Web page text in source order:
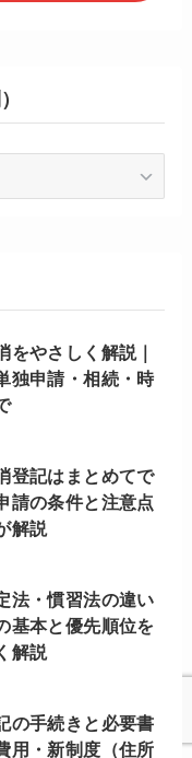
をやさしく解説｜
独申請・相続・時
登記はまとめてで
請の条件と注意点
解説
法・慣習法の違い
基本と優先順位を
解説
の手続きと必要書
用・新制度（住所